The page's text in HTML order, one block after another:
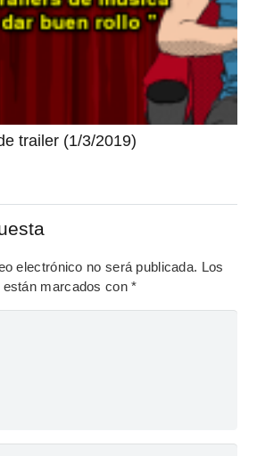
trailer (1/3/2019)
electrónico no será publicada. Los
están marcados con*